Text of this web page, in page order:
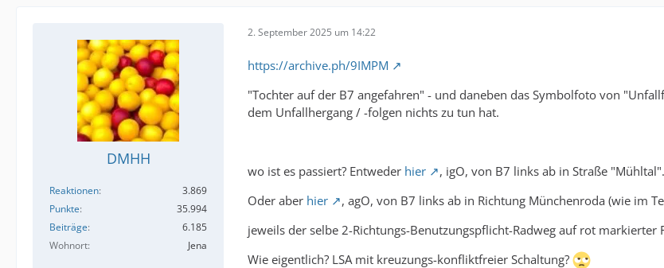
DMHH
Reaktionen
3.869
Punkte
35.994
Beiträge
6.185
Wohnort
Jena
2. September 2025 um 14:22
https://archive.ph/9IMPM
"Tochter auf der B7 angefahren" - und daneben das Symbolfoto von
dem Unfallhergang / -folgen nichts zu tun hat.
wo ist es passiert? Entweder hier
, igO, von B7 links ab in Straße "Mühltal".
Oder aber hier
, agO, von B7 links ab in Richtung Münchenroda (wie im
jeweils der selbe 2-Richtungs-Benutzungspflicht-Radweg auf rot
Wie eigentlich? LSA mit kreuzungs-konfliktfreier Schaltung?